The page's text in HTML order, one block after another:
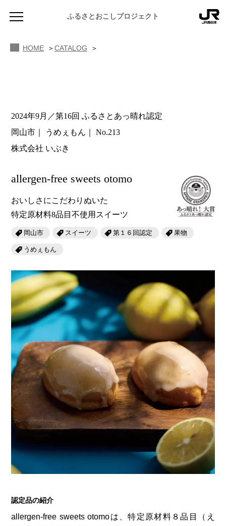
ふるさとおこしプロジェクト
お知らせ
ふるさと文庫
ふるさと散歩
おのえきTIMES
JR西日本グループのおみやげ開発
岡山育ちのアイスバー
せとうちの果実 清涼飲料水
雑貨シリーズ
恋するジャージー 瀬戸田レモン
蒜山ショコラ
蒜山ショコラクッキーズ
せとうちのおいしいシリーズ
生スフレ ふわり～ぬ
せとうちの果実 チューハイ
ふるさとあっ晴れ認定
マップ・一覧から探す
カテゴリー・タグ・キーワードから探す
第16回 Re： 第15回 未来へつなぐ人
第14回 持続と進化 第13回 せとうちの海を育む山々
第12回 挑戦 第11回 せとうち
第10回 岡山・備後の果物 第9回 岡山・備後のうめぇもん
第8回 岡山市 第7回 美作市/西粟倉村/奈義町/勝央町
第6回 瀬戸内市/備前市/和気町/赤磐市 第5回 津山市/鏡野町/吉備中央町/久米南町/美咲町
第4回 倉敷市/玉野市/浅口市/里庄町 第3回 尾道市/福山市/笠岡市/府中市
第2回 真庭市/新庄村
SAKU美SAKU楽
SETOUCHI TRAIN
La Malle de Bois
地酒列車
スローライフ列車
JR岡山の地域共生
ふるさとおこしプロジェクトとは
活動内容
HOME CATALOG
2024年9月／第16回 ふるさとあっ晴れ認定
岡山市
うめぇもん
No.213
株式会社 いぶき
allergen-free sweets otomo
おいしさにこだわりぬいた
特定原材料8品目不使用スイーツ
岡山市 スイーツ 第１６回認定 果物
うめぇもん
認定品の紹介
allergen-free sweets otomoは、特定原材料８品目（え